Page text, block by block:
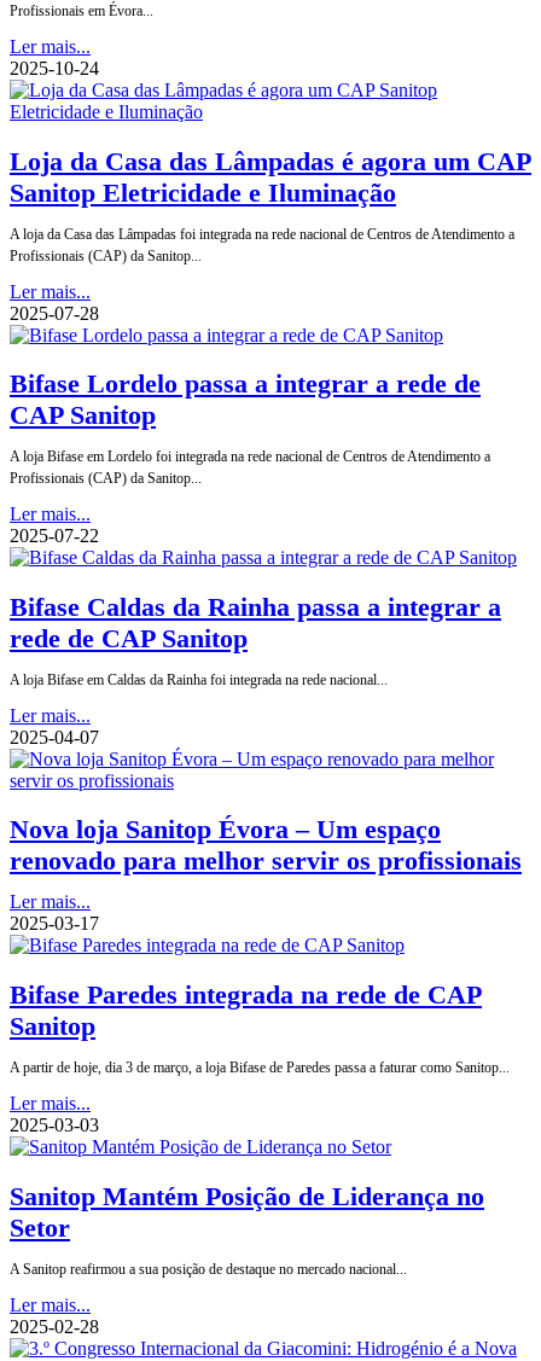
Profissionais em Évora...
Ler mais...
2025-10-24
Loja da Casa das Lâmpadas é agora um CAP
Sanitop Eletricidade e Iluminação
A loja da Casa das Lâmpadas foi integrada na rede nacional de Centros de Atendimento a
Profissionais (CAP) da Sanitop...
Ler mais...
2025-07-28
Bifase Lordelo passa a integrar a rede de
CAP Sanitop
A loja Bifase em Lordelo foi integrada na rede nacional de Centros de Atendimento a
Profissionais (CAP) da Sanitop...
Ler mais...
2025-07-22
Bifase Caldas da Rainha passa a integrar a
rede de CAP Sanitop
A loja Bifase em Caldas da Rainha foi integrada na rede nacional...
Ler mais...
2025-04-07
Nova loja Sanitop Évora – Um espaço
renovado para melhor servir os profissionais
Ler mais...
2025-03-17
Bifase Paredes integrada na rede de CAP
Sanitop
A partir de hoje, dia 3 de março, a loja Bifase de Paredes passa a faturar como Sanitop...
Ler mais...
2025-03-03
Sanitop Mantém Posição de Liderança no
Setor
A Sanitop reafirmou a sua posição de destaque no mercado nacional...
Ler mais...
2025-02-28